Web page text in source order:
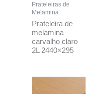
Prateleiras de
Melamina
Prateleira de
melamina
carvalho claro
2L 2440×295